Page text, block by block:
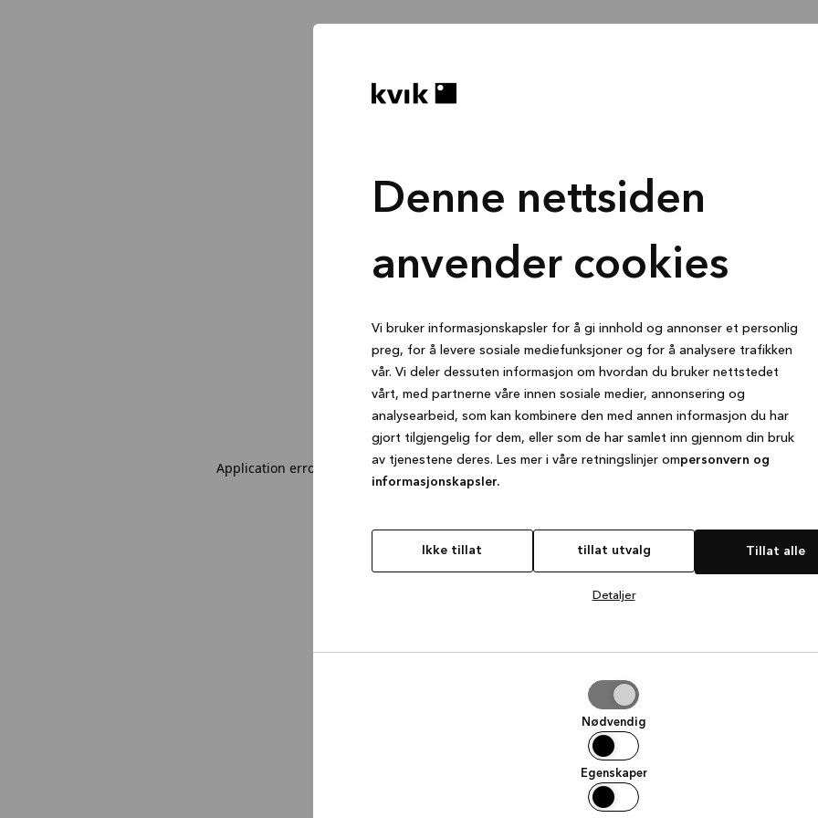
Denne nettsiden
anvender cookies
Vi bruker informasjonskapsler for å gi innhold og annonser et personlig
preg, for å levere sosiale mediefunksjoner og for å analysere trafikken
vår. Vi deler dessuten informasjon om hvordan du bruker nettstedet
vårt, med partnerne våre innen sosiale medier, annonsering og
analysearbeid, som kan kombinere den med annen informasjon du har
gjort tilgjengelig for dem, eller som de har samlet inn gjennom din bruk
av tjenestene deres. Les mer i våre retningslinjer ompersonvern og
informasjonskapsler.
Ikke tillat tillat utvalg Tillat alle
Detaljer
Nødvendig
Egenskaper
Application error: a client-side exception has occurred while loadingwww.kvik.no (see the